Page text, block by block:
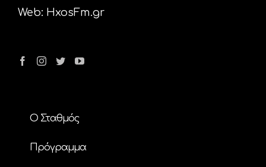
Web: HxosFm.gr
Ο Σταθμός
Πρόγραμμα